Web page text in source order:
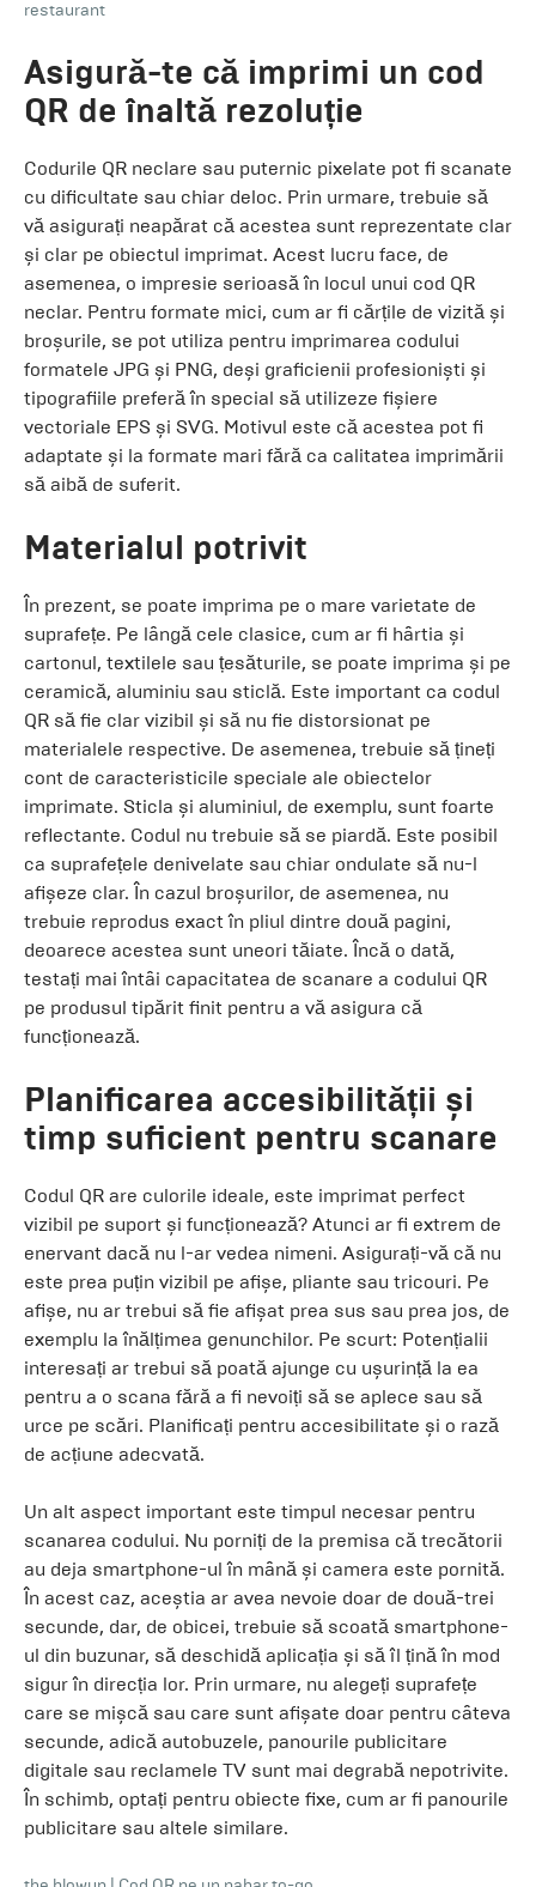
restaurant
Asigură-te că imprimi un cod
QR de înaltă rezoluție
Codurile QR neclare sau puternic pixelate pot fi scanate
cu dificultate sau chiar deloc. Prin urmare, trebuie să
vă asigurați neapărat că acestea sunt reprezentate clar
și clar pe obiectul imprimat. Acest lucru face, de
asemenea, o impresie serioasă în locul unui cod QR
neclar. Pentru formate mici, cum ar fi cărțile de vizită și
broșurile, se pot utiliza pentru imprimarea codului
formatele JPG și PNG, deși graficienii profesioniști și
tipografiile preferă în special să utilizeze fișiere
vectoriale EPS și SVG. Motivul este că acestea pot fi
adaptate și la formate mari fără ca calitatea imprimării
să aibă de suferit.
Materialul potrivit
În prezent, se poate imprima pe o mare varietate de
suprafețe. Pe lângă cele clasice, cum ar fi hârtia și
cartonul, textilele sau țesăturile, se poate imprima și pe
ceramică, aluminiu sau sticlă. Este important ca codul
QR să fie clar vizibil și să nu fie distorsionat pe
materialele respective. De asemenea, trebuie să țineți
cont de caracteristicile speciale ale obiectelor
imprimate. Sticla și aluminiul, de exemplu, sunt foarte
reflectante. Codul nu trebuie să se piardă. Este posibil
ca suprafețele denivelate sau chiar ondulate să nu-l
afișeze clar. În cazul broșurilor, de asemenea, nu
trebuie reprodus exact în pliul dintre două pagini,
deoarece acestea sunt uneori tăiate. Încă o dată,
testați mai întâi capacitatea de scanare a codului QR
pe produsul tipărit finit pentru a vă asigura că
funcționează.
Planificarea accesibilității și
timp suficient pentru scanare
Codul QR are culorile ideale, este imprimat perfect
vizibil pe suport și funcționează? Atunci ar fi extrem de
enervant dacă nu l-ar vedea nimeni. Asigurați-vă că nu
este prea puțin vizibil pe afișe, pliante sau tricouri. Pe
afișe, nu ar trebui să fie afișat prea sus sau prea jos, de
exemplu la înălțimea genunchilor. Pe scurt: Potențialii
interesați ar trebui să poată ajunge cu ușurință la ea
pentru a o scana fără a fi nevoiți să se aplece sau să
urce pe scări. Planificați pentru accesibilitate și o rază
de acțiune adecvată.
Un alt aspect important este timpul necesar pentru
scanarea codului. Nu porniți de la premisa că trecătorii
au deja smartphone-ul în mână și camera este pornită.
În acest caz, aceștia ar avea nevoie doar de două-trei
secunde, dar, de obicei, trebuie să scoată smartphone-
ul din buzunar, să deschidă aplicația și să îl țină în mod
sigur în direcția lor. Prin urmare, nu alegeți suprafețe
care se mișcă sau care sunt afișate doar pentru câteva
secunde, adică autobuzele, panourile publicitare
digitale sau reclamele TV sunt mai degrabă nepotrivite.
În schimb, optați pentru obiecte fixe, cum ar fi panourile
publicitare sau altele similare.